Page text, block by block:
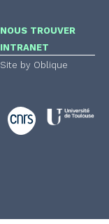
NOUS TROUVER
INTRANET
Site by Oblique